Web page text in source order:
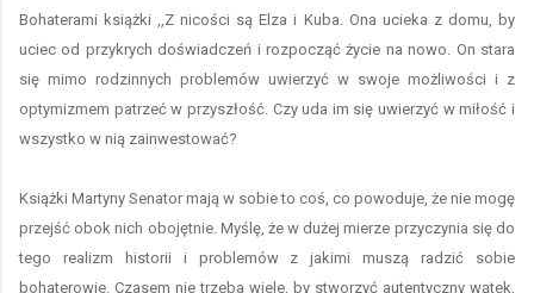
Bohaterami książki ,,Z nicości są Elza i Kuba. Ona ucieka z domu, by
uciec od przykrych doświadczeń i rozpocząć życie na nowo. On stara
się mimo rodzinnych problemów uwierzyć w swoje możliwości i z
optymizmem patrzeć w przyszłość. Czy uda im się uwierzyć w miłość i
wszystko w nią zainwestować?
Książki Martyny Senator mają w sobie to coś, co powoduje, że nie mogę
przejść obok nich obojętnie. Myślę, że w dużej mierze przyczynia się do
tego realizm historii i problemów z jakimi muszą radzić sobie
bohaterowie. Czasem nie trzeba wiele, by stworzyć autentyczny wątek,